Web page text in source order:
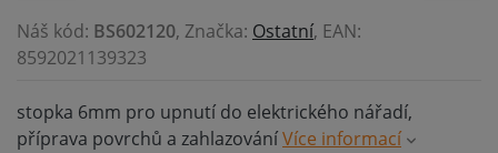
Náš kód: BS602120, Značka: Ostatní, EAN:
8592021139323
stopka 6mm pro upnutí do elektrického nářadí,
příprava povrchů a zahlazováníVíce informací